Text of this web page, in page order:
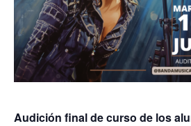
Audición final de curso de los